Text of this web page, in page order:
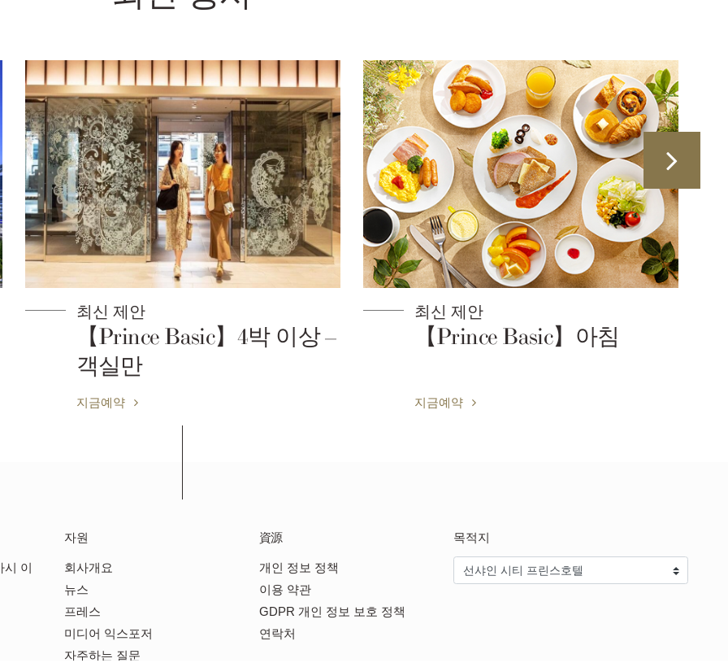
최신 제안
【Prince Basic】4박 이상 –
객실만
지금예약
최신 제안
【Prince Basic】아침
지금예약
시 이
자원
회사개요
뉴스
프레스
미디어 익스포저
자주하는 질문
資源
개인 정보 정책
이용 약관
GDPR 개인 정보 보호 정책
연락처
목적지